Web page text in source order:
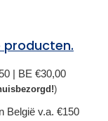
producten.
| BE €30,00
)
België v.a. €150